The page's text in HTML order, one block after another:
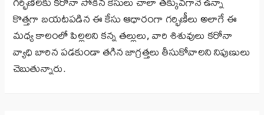
కొత్తగా బయటపడిన ఈ కేసు ఆధారంగా గర్భిణీలు అలాగే ఈ
మధ్య కాలంలో పిల్లలని కన్న తల్లులు, వారి శిశువులు కరోనా
వ్యాధి బారిన పడకుండా తగిన జాగ్రత్తలు తీసుకోవాలని నిపుణులు
చెబుతున్నారు.